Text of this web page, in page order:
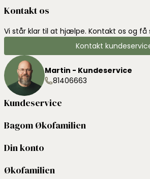
Kontakt os
Vi står klar til at hjælpe. Kontakt os og få
Kontakt
Martin - Kundeservice
81406663
Kundeservice
Bagom Økofamilien
Din konto
Økofamilien